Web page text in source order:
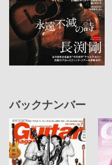
バックナンバー